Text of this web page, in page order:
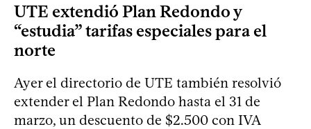
UTE extendió Plan Redondo y
“estudia” tarifas especiales para el
norte
Ayer el directorio de UTE también resolvió
extender el Plan Redondo hasta el 31 de
marzo, un descuento de $2.500 con IVA